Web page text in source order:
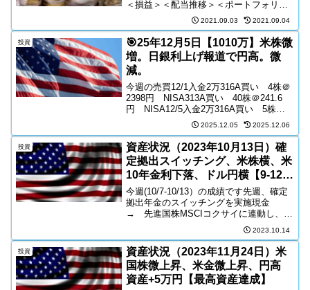
＜損益＞＜配当推移＞＜ポートフォリオ
＞＜現金比率＞米国株・日本株の推移＜
S&P500＞先週比：+1.5％＜NSADAQ＞
先週比：+1.5％＜日経＞...
2021.09.03 2021.09.04
投資
🎯25年12月5日【1010万】米株微
増。日銀利上げ報道で円高。微
減。
今週の売買12/1入金2万316A買い 4株＠
2398円 NISA313A買い 40株＠241.6
円 NISA12/5入金2万316A買い 5株＠
2381円 NISA313A買い 40株＠240.4
円 NISAFANG＋ 2万円 積立N...
2025.12.05 2025.12.06
投資
資産状況（2023年10月13日）確
定拠出スイッチング、米株横、米
10年金利下落、ドル円横【9-12月
底予想】 資産+10万円
今週(10/7-10/13）の成績です先週、確定
拠出年金のスイッチングを実施現金
→ 先進国株MSCIコクサイに連動し、
44,489円で購入今期は景気後退による株
価下落局面があると、昨年末に想定して
現金化していたが、予想とは逆に、AIブ
ーム...
2023.10.14
投資
資産状況（2023年11月24日）米
国株微上昇、米金微上昇、円高
資産+5万円【最高資産達成】